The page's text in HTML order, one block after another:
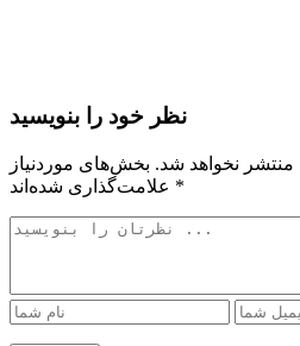
نظر خود را بنویسید
منتشر نخواهد شد. بخش‌های موردنیاز
*